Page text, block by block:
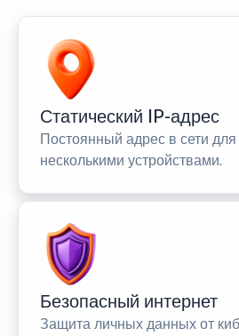
Статический IP-адрес
Постоянный адрес в сети
несколькими устройствами.
Безопасный интернет
Защита личных данных от